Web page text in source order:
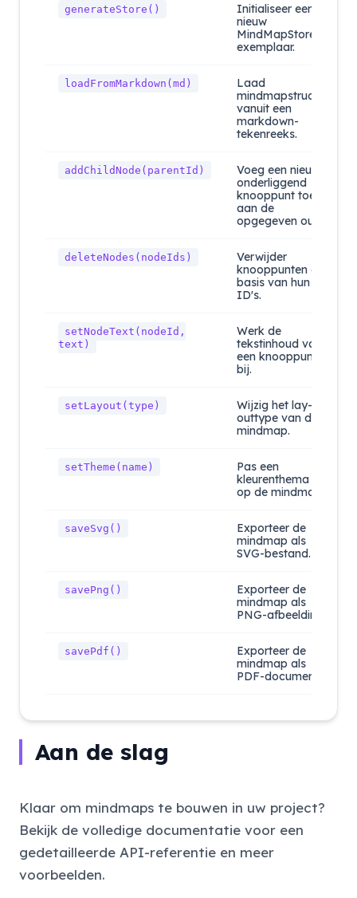
generateStore()
Initialiseer een
nieuw
MindMapStore-
exemplaar.
loadFromMarkdown(md)
Laad
mindmapstructuur
vanuit een
markdown-
tekenreeks.
addChildNode(parentId)
Voeg een nieuw
onderliggend
knooppunt toe
aan de
opgegeven ouder.
deleteNodes(nodeIds)
Verwijder
knooppunten op
basis van hun
ID's.
setNodeText(nodeId,
text)
Werk de
tekstinhoud van
een knooppunt
bij.
setLayout(type)
Wijzig het lay-
outtype van de
mindmap.
setTheme(name)
Pas een
kleurenthema toe
op de mindmap.
saveSvg()
Exporteer de
mindmap als
SVG-bestand.
savePng()
Exporteer de
mindmap als
PNG-afbeelding.
savePdf()
Exporteer de
mindmap als
PDF-document.
Aan de slag
Klaar om mindmaps te bouwen in uw project?
Bekijk de volledige documentatie voor een
gedetailleerde API-referentie en meer
voorbeelden.